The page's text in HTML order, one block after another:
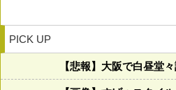
PICK UP
【悲報】大阪で白昼